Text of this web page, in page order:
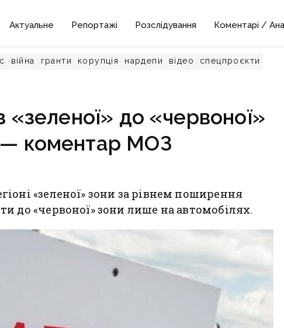
Актуальне Репортажі Розслідування Коментарі /
війна гранти корупція нардепи відео спецпроєкти
«зеленої» до «червоної»
коментар МОЗ
«зеленої» зони за рівнем поширення
до «червоної» зони лише на автомобілях.